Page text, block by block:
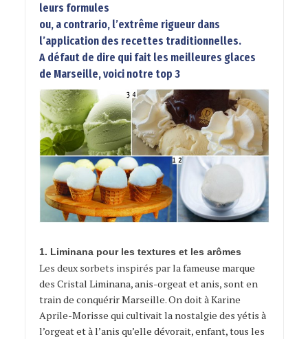
leurs formules
ou, a contrario, l’extrême rigueur dans
l’application des recettes traditionnelles.
A défaut de dire qui fait les meilleures glaces
de Marseille, voici notre top 3
1. Liminana pour les textures et les arômes
Les deux sorbets inspirés par la fameuse marque
des Cristal Liminana, anis-orgeat et anis, sont en
train de conquérir Marseille. On doit à Karine
Aprile-Morisse qui cultivait la nostalgie des yétis à
l’orgeat et à l’anis qu’elle dévorait, enfant, tous les